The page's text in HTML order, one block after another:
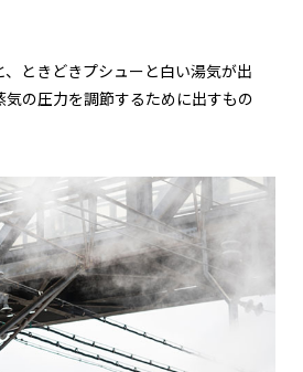
ときどきプシューと白い湯気が出
気の圧力を調節するために出すもの